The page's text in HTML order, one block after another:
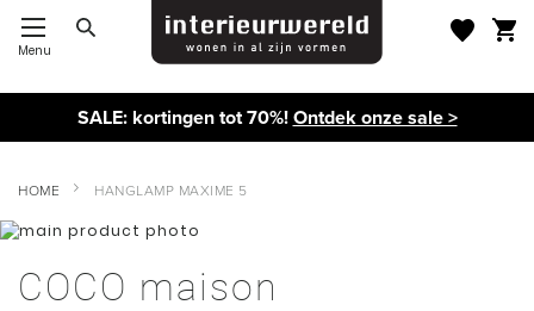
Menu
SALE: kortingen tot 70%!Ontdek onze sale >
HOME
HANGLAMP MAXIME 5
Ga
het
einde
naar
het
COCO maison